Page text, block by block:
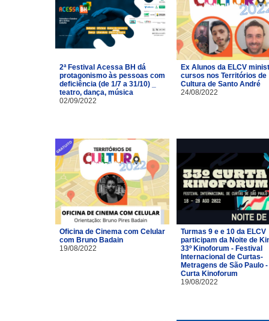
2ª Festival Acessa BH dá
protagonismo às pessoas com
deficiência (de 1/7 a 31/10) _
teatro, dança, música
02/09/2022
Ex Alunos da ELCV
cursos nos Territórios de
Cultura de Santo André
24/08/2022
Oficina de Cinema com Celular
com Bruno Badain
19/08/2022
Turmas 9 e e 10 da ELCV
participam da Noite de
33º Kinoforum - Festival
Internacional de Curtas-
Metragens de São Paulo -
Curta Kinoforum
19/08/2022